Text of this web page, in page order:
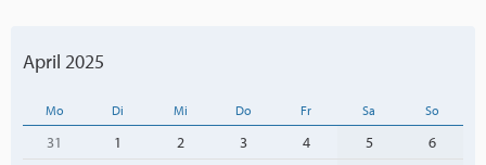
April 2025
Mo Di Mi Do Fr Sa So
31 1 2 3 4 5
6